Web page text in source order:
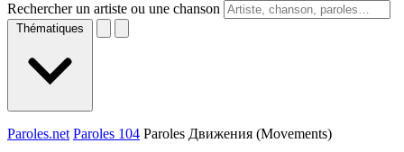
Rechercher un artiste ou une chanson
Thématiques
Paroles.net Paroles 104 Paroles Движения (Movements)